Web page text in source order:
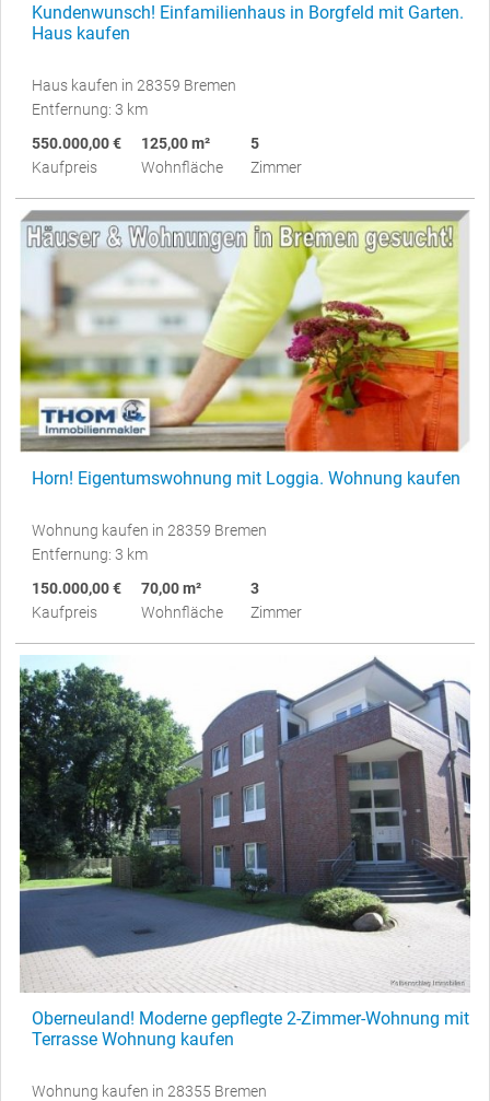
Kundenwunsch! Einfamilienhaus in Borgfeld mit Garten.
Haus kaufen
Haus kaufen in 28359 Bremen
Entfernung: 3 km
550.000,00 €
Kaufpreis
125,00 m²
Wohnfläche
5
Zimmer
Horn! Eigentumswohnung mit Loggia. Wohnung kaufen
Wohnung kaufen in 28359 Bremen
Entfernung: 3 km
150.000,00 €
Kaufpreis
70,00 m²
Wohnfläche
3
Zimmer
Oberneuland! Moderne gepflegte 2-Zimmer-Wohnung mit
Terrasse Wohnung kaufen
Wohnung kaufen in 28355 Bremen